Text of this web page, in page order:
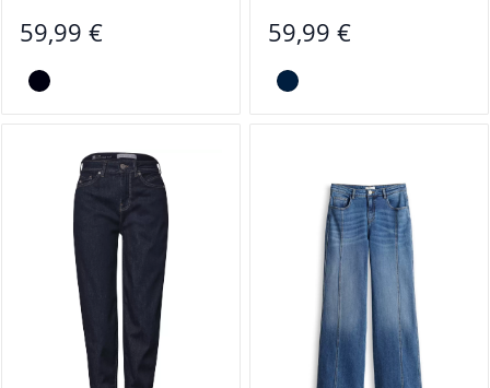
59,99 € 59,99 €